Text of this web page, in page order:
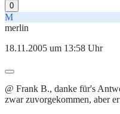
0
M
merlin
18.11.2005 um 13:58 Uhr
@ Frank B., danke für's
zwar zuvorgekommen, aber